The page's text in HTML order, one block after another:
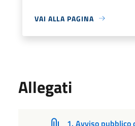
VAI ALLA PAGINA
Allegati
1. Avviso pubblico